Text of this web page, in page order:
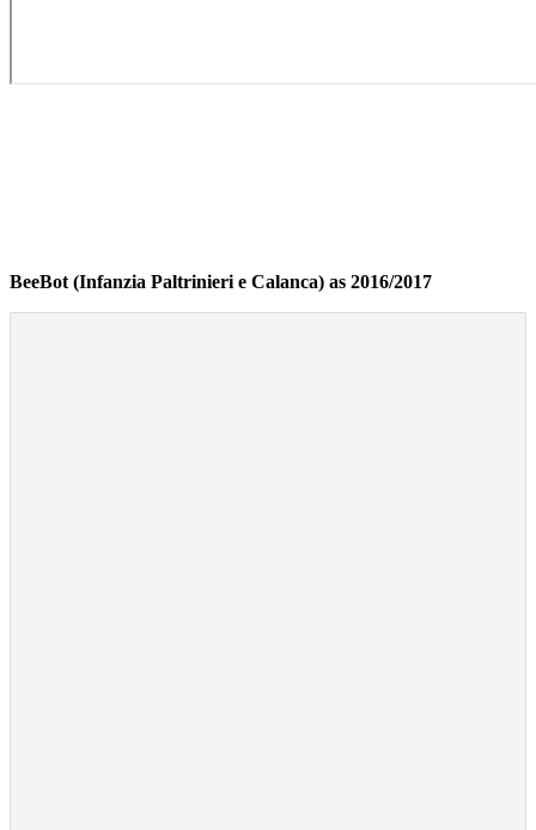
BeeBot (Infanzia Paltrinieri e Calanca) as 2016/2017